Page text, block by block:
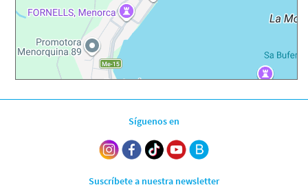
Síguenos en
Suscríbete a nuestra newsletter